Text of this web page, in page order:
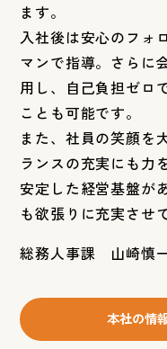
ます。
入社後は安心のフォ
マンで指導。さらに
用し、自己負担ゼロ
ことも可能です。
また、社員の笑顔を
ランスの充実にも力
安定した経営基盤が
も欲張りに充実させ
総務人事課 山崎慎
本社の情